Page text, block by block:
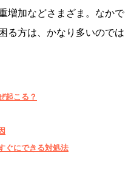
増加などさまざま。なかで
る方は、かなり多いのでは
起こる？
ぐにできる対処法